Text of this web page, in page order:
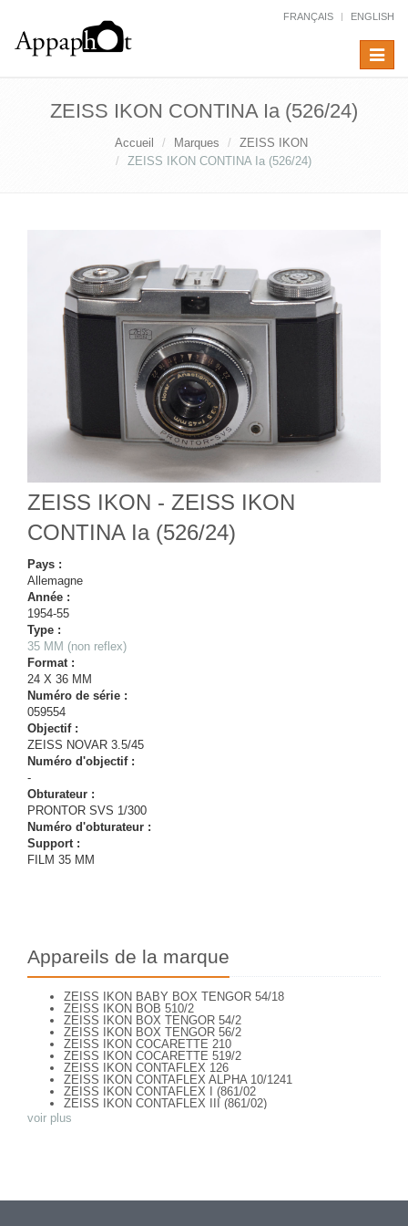
FRANÇAIS ENGLISH
Toggle
ZEISS IKON CONTINA Ia (526/24)
Accueil Marques
ZEISS IKON
ZEISS IKON CONTINA Ia (526/24)
ZEISS IKON - ZEISS IKON
CONTINA Ia (526/24)
Pays :
Allemagne
Année :
1954-55
Type :
35 MM (non reflex)
Format :
24 X 36 MM
Numéro de série :
059554
Objectif :
ZEISS NOVAR 3.5/45
Numéro d'objectif :
-
Obturateur :
PRONTOR SVS 1/300
Numéro d'obturateur :
Support :
FILM 35 MM
Appareils de la marque
ZEISS IKON BABY BOX TENGOR 54/18
ZEISS IKON BOB 510/2
ZEISS IKON BOX TENGOR 54/2
ZEISS IKON BOX TENGOR 56/2
ZEISS IKON COCARETTE 210
ZEISS IKON COCARETTE 519/2
ZEISS IKON CONTAFLEX 126
ZEISS IKON CONTAFLEX ALPHA 10/1241
ZEISS IKON CONTAFLEX I (861/02
ZEISS IKON CONTAFLEX III (861/02)
ZEISS IKON CONTAFLEX IV
ZEISS IKON CONTAFLEX SUPER BC (10,1273)
voir plus